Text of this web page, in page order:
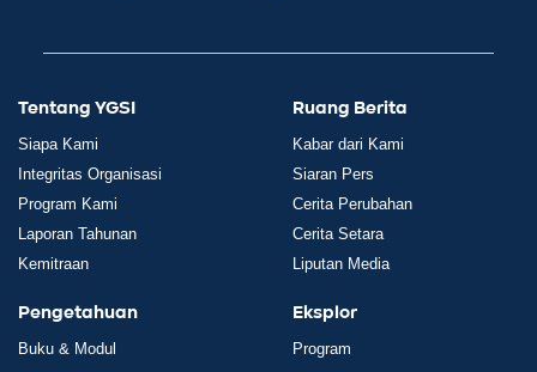
Tentang YGSI
Siapa Kami
Integritas Organisasi
Program Kami
Laporan Tahunan
Kemitraan
Ruang Berita
Kabar dari Kami
Siaran Pers
Cerita Perubahan
Cerita Setara
Liputan Media
Pengetahuan
Buku & Modul
Eksplor
Program